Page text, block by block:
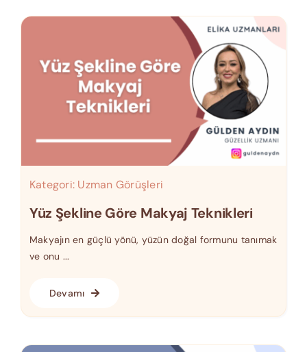
Kategori: Uzman Görüşleri
Yüz Şekline Göre Makyaj Teknikleri
Makyajın en güçlü yönü, yüzün doğal formunu tanımak
ve onu ...
Devamı